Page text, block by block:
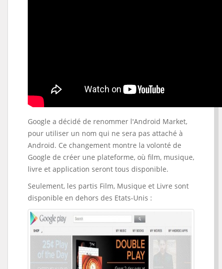
Google a décidé de renommer l'Android Market,
pour utiliser un nom qui ne sera pas attaché à
Android. Ce changement montre la volonté de
Google de créer une plateforme, où film, musique,
livre et application seront tous disponible.
Seulement, les partis Film, Musique et Livre sont
disponible en dehors des Etats-Unis :